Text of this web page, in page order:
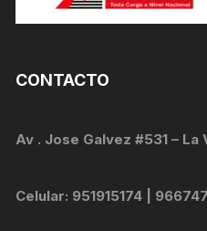
CONTACTO
Av . Jose Galvez #531 – La
Celular: 951915174 |